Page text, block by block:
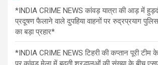
*INDIA CRIME NEWS कांवड़ यात्रा की आड़ में
प्रदूषण फैलाने वाले दुपहिया वाहनों पर रुद्रप्रयाग
का बड़ा प्रहार*
*INDIA CRIME NEWS टिहरी की कप्तान पूरी